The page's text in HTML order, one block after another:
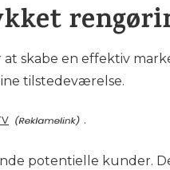
skabe en effektiv
tilstedeværelse.
.
potentielle kunder.